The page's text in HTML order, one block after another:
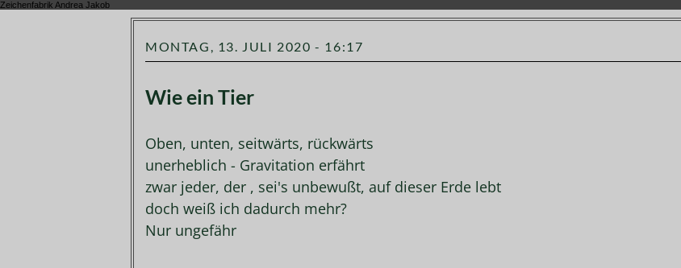
Zeichenfabrik Andrea Jakob
MONTAG, 13. JULI 2020 - 16:17
Wie ein Tier
Oben, unten, seitwärts, rückwärts
unerheblich - Gravitation erfährt
zwar jeder, der , sei's unbewußt, auf dieser Erde lebt
doch weiß ich dadurch mehr?
Nur ungefähr